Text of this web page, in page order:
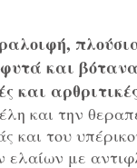
και
και
και την
και του
ελαίων με